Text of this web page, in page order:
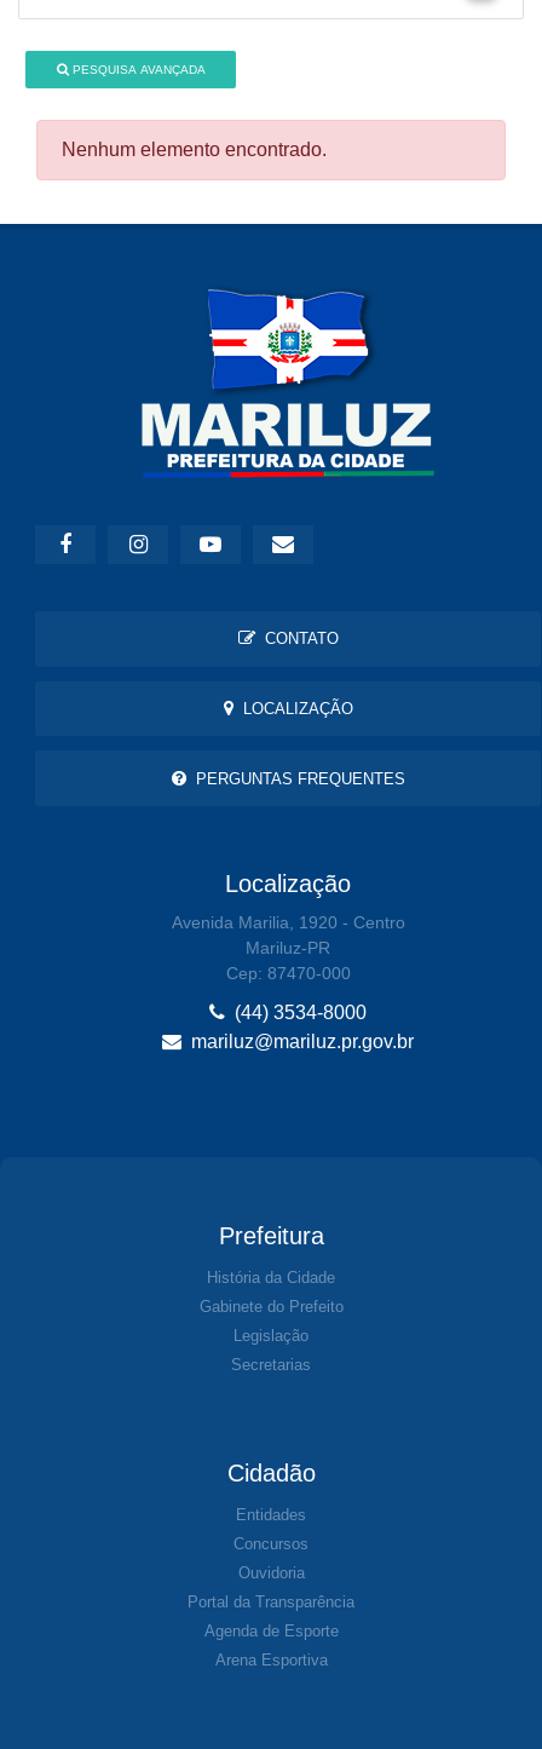
PESQUISA AVANÇADA
Nenhum elemento encontrado.
CONTATO
LOCALIZAÇÃO
PERGUNTAS FREQUENTES
Localização
Avenida Marilia, 1920 - Centro
Mariluz-PR
Cep: 87470-000
(44) 3534-8000
mariluz@mariluz.pr.gov.br
Prefeitura
História da Cidade
Gabinete do Prefeito
Legislação
Secretarias
Cidadão
Entidades
Concursos
Ouvidoria
Portal da Transparência
Agenda de Esporte
Arena Esportiva